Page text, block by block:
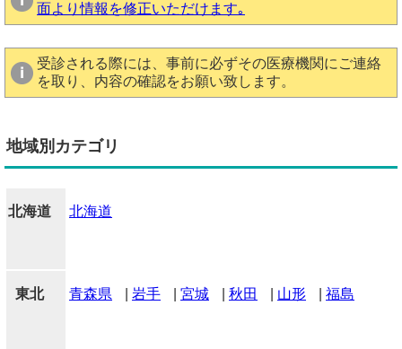
面より情報を修正いただけます｡
受診される際には、事前に必ずその医療機関にご連絡
を取り、内容の確認をお願い致します。
地域別カテゴリ
北海道 北海道
東北 青森県 岩手 宮城 秋田 山形 福島